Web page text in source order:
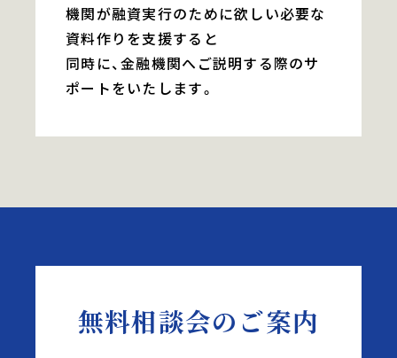
機関が融資実行のために欲しい必要な
資料作りを支援すると
同時に、金融機関へご説明する際のサ
ポートをいたします。
無料相談会のご案内